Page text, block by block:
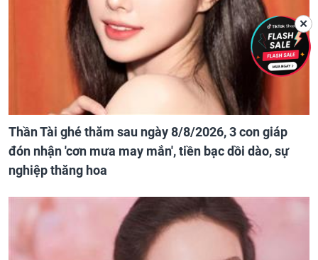
Thần Tài ghé thăm sau ngày 8/8/2026, 3 con giáp
đón nhận 'cơn mưa may mắn', tiền bạc dồi dào, sự
nghiệp thăng hoa
✕